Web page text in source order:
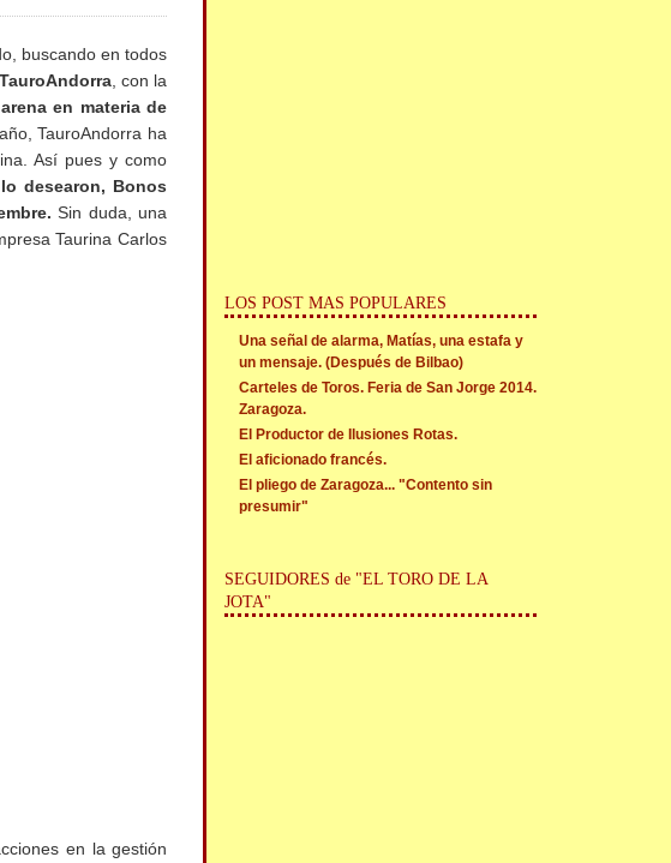
buscando en todos
, con la
en materia de
TauroAndorra ha
Así pues y como
desearon, Bonos
Sin duda, una
Taurina Carlos
en la gestión
LOS POST MAS POPULARES
Una señal de alarma, Matías, una estafa y
un mensaje. (Después de Bilbao)
Carteles de Toros. Feria de San Jorge 2014.
Zaragoza.
El Productor de Ilusiones Rotas.
El aficionado francés.
El pliego de Zaragoza... "Contento sin
presumir"
SEGUIDORES de "EL TORO DE LA
JOTA"